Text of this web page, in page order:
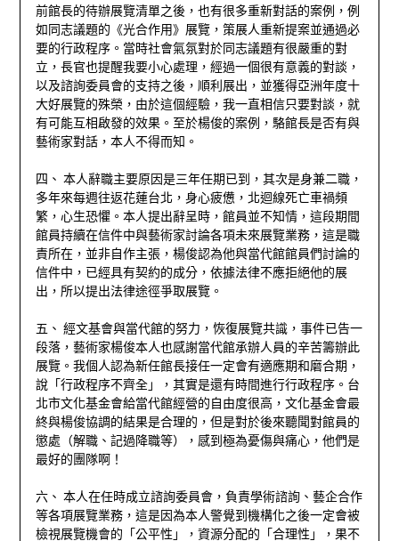
前館長的待辦展覽清單之後，也有很多重新對話的案例，例
如同志議題的《光合作用》展覽，策展人重新提案並通過必
要的行政程序。當時社會氣氛對於同志議題有很嚴重的對
立，長官也提醒我要小心處理，經過一個很有意義的對談，
以及諮詢委員會的支持之後，順利展出，並獲得亞洲年度十
大好展覽的殊榮，由於這個經驗，我一直相信只要對談，就
有可能互相啟發的效果。至於楊俊的案例，駱館長是否有與
藝術家對話，本人不得而知。
四、 本人辭職主要原因是三年任期已到，其次是身兼二職，
多年來每週往返花蓮台北，身心疲憊，北迴線死亡車禍頻
繁，心生恐懼。本人提出辭呈時，館員並不知情，這段期間
館員持續在信件中與藝術家討論各項未來展覽業務，這是職
責所在，並非自作主張，楊俊認為他與當代館館員們討論的
信件中，已經具有契約的成分，依據法律不應拒絕他的展
出，所以提出法律途徑爭取展覽。
五、 經文基會與當代館的努力，恢復展覽共識，事件已告一
段落，藝術家楊俊本人也感謝當代館承辦人員的辛苦籌辦此
展覽。我個人認為新任館長接任一定會有適應期和磨合期，
說「行政程序不齊全」，其實是還有時間進行行政程序。台
北市文化基金會給當代館經營的自由度很高，文化基金會最
終與楊俊協調的結果是合理的，但是對於後來聽聞對館員的
懲處（解職、記過降職等），感到極為憂傷與痛心，他們是
最好的團隊啊！
六、 本人在任時成立諮詢委員會，負責學術諮詢、藝企合作
等各項展覽業務，這是因為本人警覺到機構化之後一定會被
檢視展覽機會的「公平性」，資源分配的「合理性」，果不